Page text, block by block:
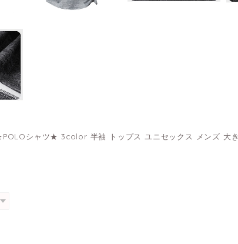
シャツ★ 3color 半袖 トップス ユニセックス メンズ 大